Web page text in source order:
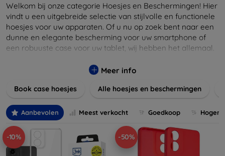
Welkom bij onze categorie Hoesjes en Beschermingen! Hier
vindt u een uitgebreide selectie van stijlvolle en functionele
hoesjes voor uw apparaten. Of u nu op zoek bent naar een
dunne en elegante bescherming voor uw smartphone of
een robuuste case voor uw tablet, wij hebben het allemaal.
beschermen tegen krassen, vallen en dagelijkse slijtage,
kunststof tot luxe leer, en kies de perfecte match voor uw
stijl. Vergeet niet om ook naar onze schermbeschermers en
andere accessoires te kijken voor een complete
bescherming van uw apparaten. Shop nu en geef uw
apparaat de bescherming die het verdient!
Meer info
Book case hoesjes Alle hoesjes en beschermingen
Aanbevolen Meest verkocht Goedkoop
-10% -50%